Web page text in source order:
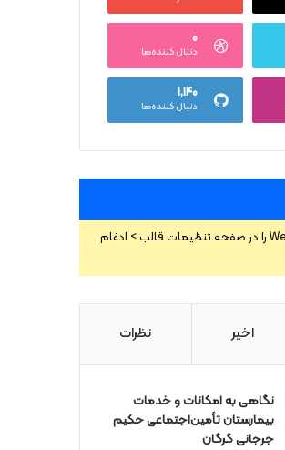
۰
دنبال کننده‌ها
۱,۱۴۰
دنبال کننده‌ها
شما باید Weather API Key را در صفحه تنظیمات قالب > ادغام
اخیر نظرات
نگاهی به امکانات و خدمات
بیمارستان تأمین‌اجتماعی حکیم
جرجانی گرگان